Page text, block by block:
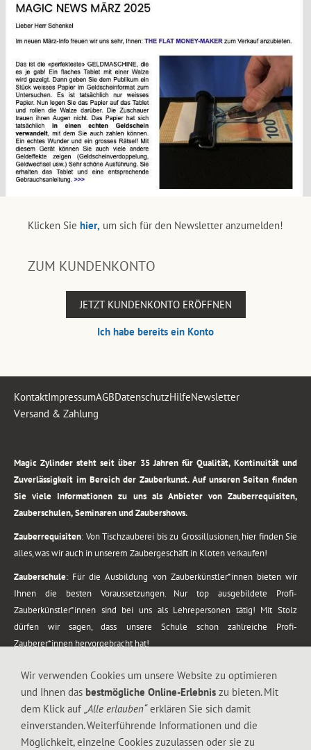
Klicken Sie hier, um sich für den Newsletter anzumelden!
ZUM KUNDENKONTO
JETZT KUNDENKONTO ERÖFFNEN
Ich habe bereits ein Konto
KontaktImpressumAGBDatenschutzHilfeNewsletter
Versand & Zahlung
Magic Zylinder steht seit über 35 Jahren für Qualität, Kontinuität und
Zuverlässigkeit im Bereich der Zauberkunst. Auf unseren Seiten finden
Sie viele Informationen zu uns als Anbieter von Zauberrequisiten,
Zauberschulen, Seminaren und Zaubershows.
Zauberrequisiten: Von Tischzauberei bis zu Grossillusionen, hier finden Sie
alles, was wir auch in unserem Zaubergeschäft in Kloten verkaufen!
Zauberschule: Für die Ausbildung von Zauberkünstler*innen bieten wir
Ihnen die besten Voraussetzungen. Nur top ausgebildete Profi-
Zauberkünstler*innen sind bei uns als Lehrepersonen tätig! Mit Stolz
dürfen wir sagen, dass unsere Schule schon zahlreiche Profi-
Zauberer*innen hervorgebracht hat!
vom Kinderprogramm bis zur Tischzauberei. Lassen Sie sich faszinieren von
meiner Zauber-Sprech-Show, angerührt mit sprachlichen Sequenzen,
gewürzt mit Gags und visuellen Illusionen wie Kaninchen, Vasen, Seilen,
Wir verwenden Cookies um unsere Website zu optimieren
und Ihnen das bestmögliche Online-Erlebnis zu bieten. Mit
dem Klick auf „Alle erlauben“erklären Sie sich damit
einverstanden. Weiterführende Informationen und die
Möglichkeit, einzelne Cookies zuzulassen oder sie zu